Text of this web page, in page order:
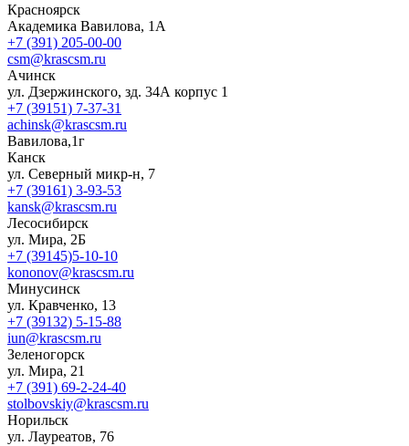
Красноярск
Академика Вавилова, 1А
+7 (391) 205-00-00
csm@krascsm.ru
Ачинск
ул. Дзержинского, зд. 34А корпус 1
+7 (39151) 7-37-31
achinsk@krascsm.ru
Вавилова,1г
Канск
ул. Северный микр-н, 7
+7 (39161) 3-93-53
kansk@krascsm.ru
Лесосибирск
ул. Мира, 2Б
+7 (39145)5-10-10
kononov@krascsm.ru
Минусинск
ул. Кравченко, 13
+7 (39132) 5-15-88
iun@krascsm.ru
Зеленогорск
ул. Мира, 21
+7 (391) 69-2-24-40
stolbovskiy@krascsm.ru
Норильск
ул. Лауреатов, 76